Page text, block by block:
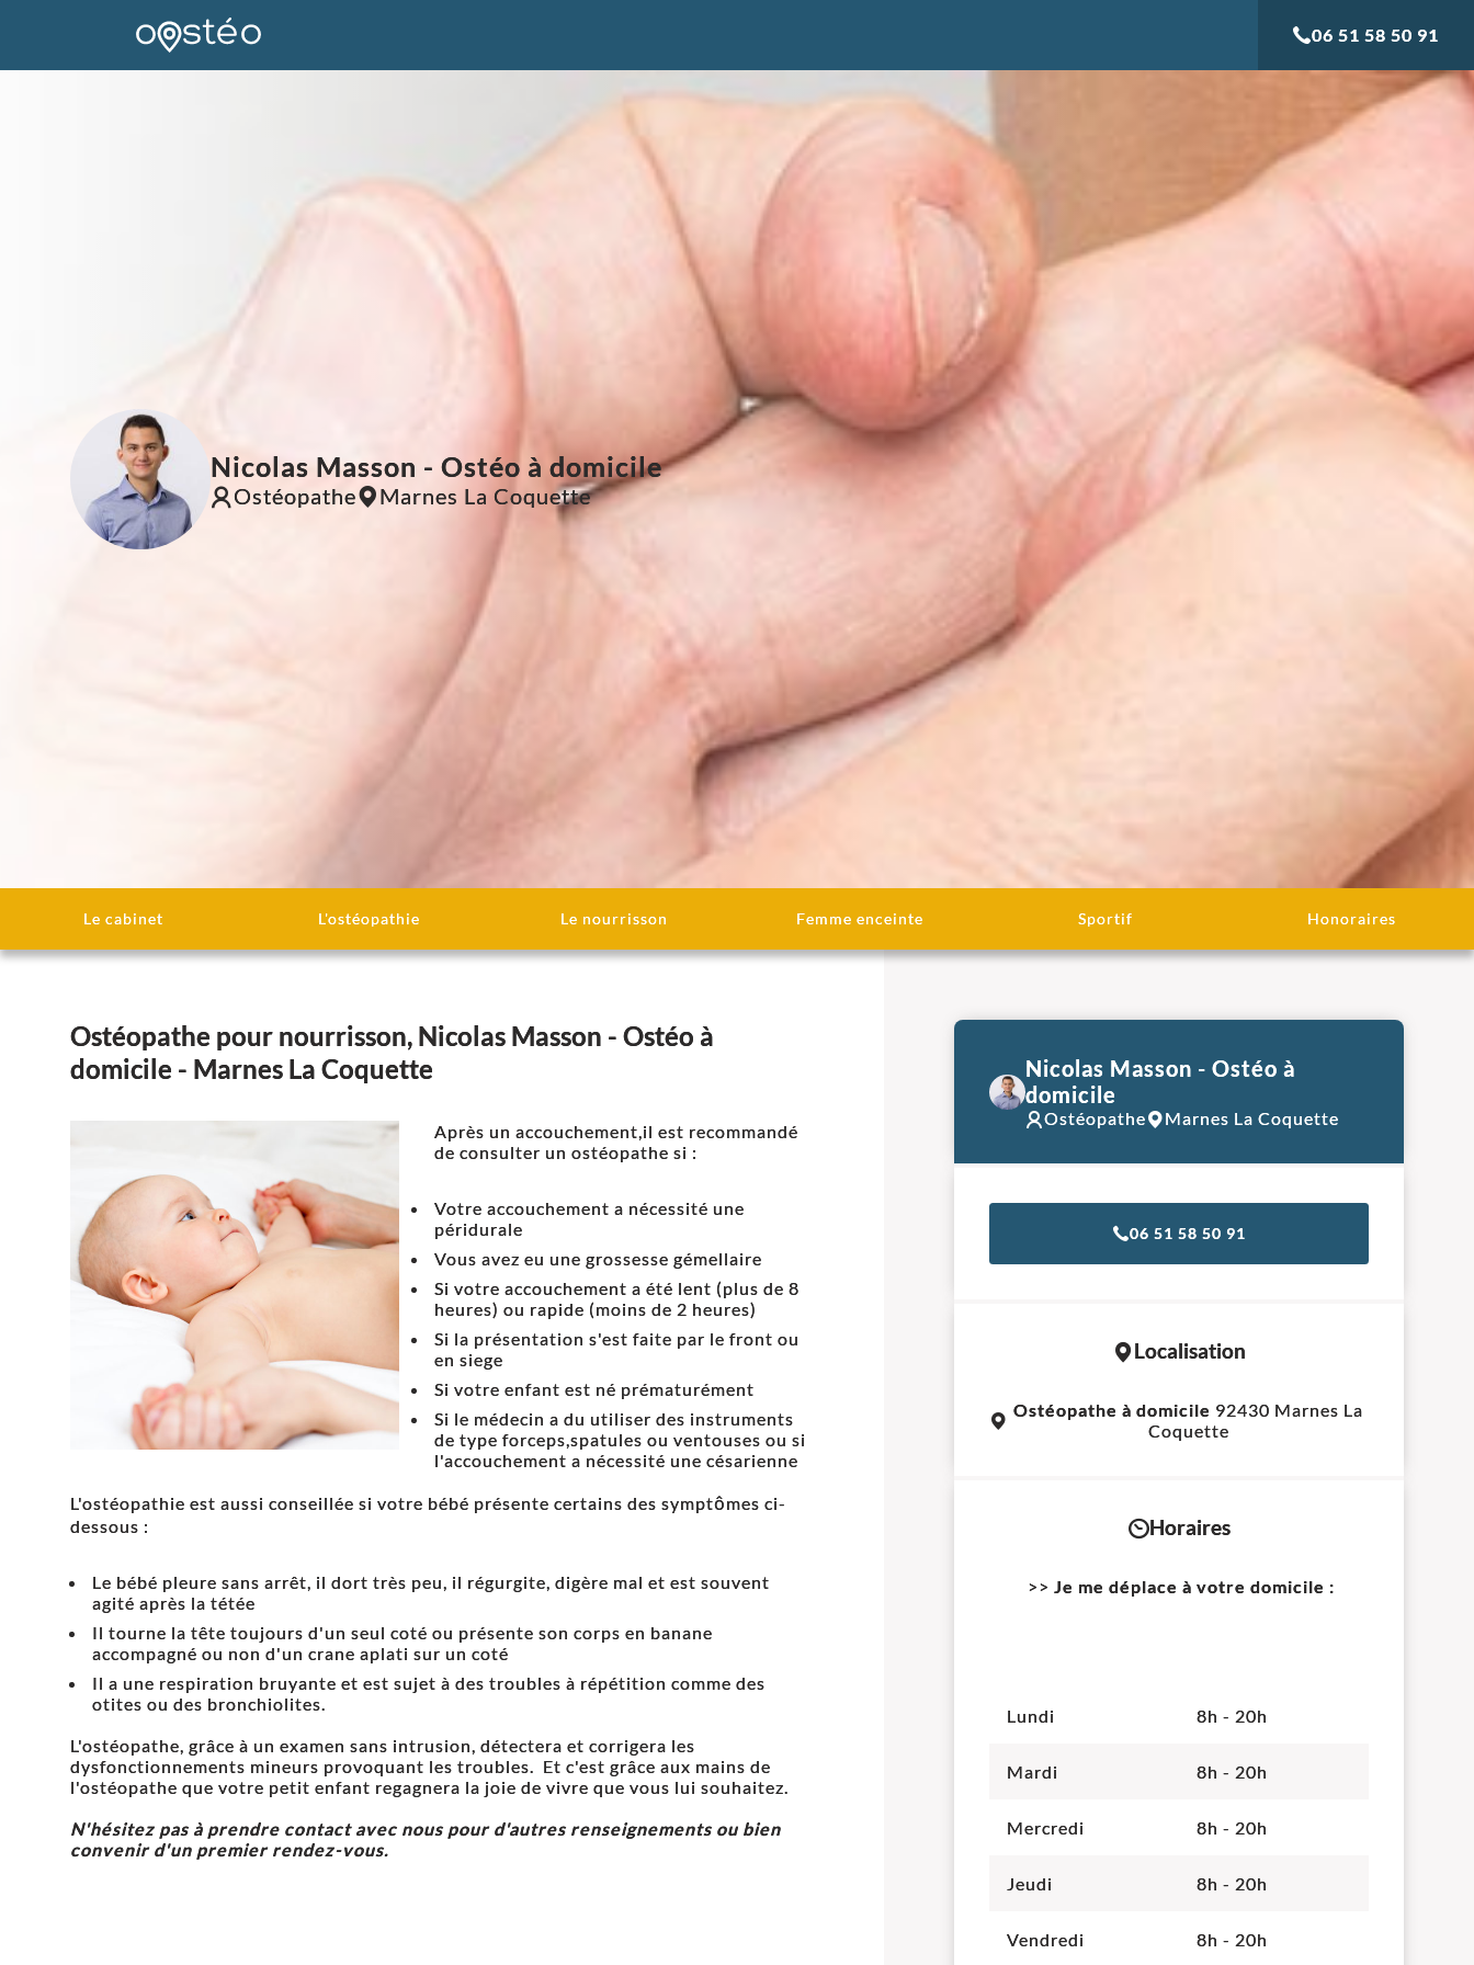
06 51 58 50 91
Nicolas Masson - Ostéo à domicile
Ostéopathe Marnes La Coquette
Le cabinet L'ostéopathie Le nourrisson Femme enceinte Sportif Honoraires
Ostéopathe pour nourrisson, Nicolas Masson - Ostéo à
domicile - Marnes La Coquette
Après un accouchement,il est recommandé
de consulter un ostéopathe si :
Votre accouchement a nécessité une
péridurale
Vous avez eu une grossesse gémellaire
Si votre accouchement a été lent (plus de 8
heures) ou rapide (moins de 2 heures)
Si la présentation s'est faite par le front ou
en siege
Si votre enfant est né prématurément
Si le médecin a du utiliser des instruments
de type forceps,spatules ou ventouses ou si
l'accouchement a nécessité une césarienne
L'ostéopathie est aussi conseillée si votre bébé présente certains des symptômes ci-
dessous :
Le bébé pleure sans arrêt, il dort très peu, il régurgite, digère mal et est souvent
agité après la tétée
Il tourne la tête toujours d'un seul coté ou présente son corps en banane
accompagné ou non d'un crane aplati sur un coté
Il a une respiration bruyante et est sujet à des troubles à répétition comme des
otites ou des bronchiolites.
L'ostéopathe, grâce à un examen sans intrusion, détectera et corrigera les
dysfonctionnements mineurs provoquant les troubles. Et c'est grâce aux mains de
l'ostéopathe que votre petit enfant regagnera la joie de vivre que vous lui souhaitez.
N'hésitez pas à prendre contact avec nous pour d'autres renseignements ou bien
convenir d'un premier rendez-vous.
Nicolas Masson - Ostéo à
domicile
Ostéopathe Marnes La Coquette
06 51 58 50 91
Localisation
Ostéopathe à domicile 92430 Marnes La
Coquette
Horaires
>>Je me déplace à votre domicile :
Lundi 8h - 20h
Mardi 8h - 20h
Mercredi 8h - 20h
Jeudi 8h - 20h
Vendredi 8h - 20h